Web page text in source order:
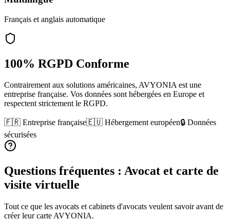
Français et anglais automatique
100% RGPD Conforme
Contrairement aux solutions américaines, AVYONIA est une
entreprise française. Vos données sont hébergées en Europe et
respectent strictement le RGPD.
🇫🇷 Entreprise française🇪🇺 Hébergement européen🔒 Données
sécurisées
Questions fréquentes : Avocat et carte de
visite virtuelle
Tout ce que les avocats et cabinets d'avocats veulent savoir avant de
créer leur carte AVYONIA.